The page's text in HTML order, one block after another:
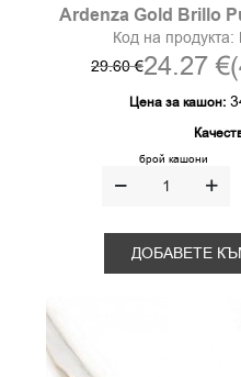
Ardenza Gold Brillo
Код на продукта:
29.60 €24.27 €
Цена за кашон:
брой кашони
ДОБАВЕТЕ